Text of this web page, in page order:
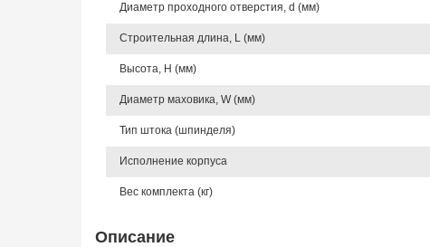
Диаметр проходного отверстия, d (мм)
Строительная длина, L (мм)
Высота, Н (мм)
Диаметр маховика, W (мм)
Тип штока (шпинделя)
Исполнение корпуса
Вес комплекта (кг)
Описание